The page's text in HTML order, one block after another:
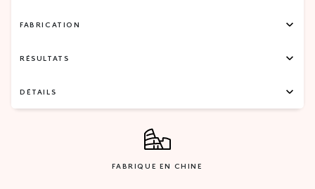
FABRICATION
RÉSULTATS
DÉTAILS
FABRIQUE EN CHINE